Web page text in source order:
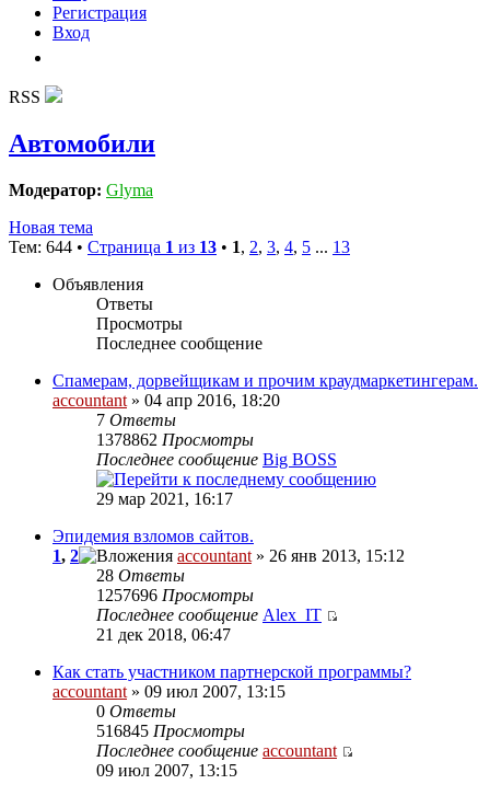
Регистрация
Вход
RSS
Автомобили
Модератор: Glyma
Новая тема
Тем: 644 • Страница 1 из 13 • 1, 2, 3, 4, 5 ... 13
Объявления
Ответы
Просмотры
Последнее сообщение
Спамерам, дорвейщикам и прочим краудмаркетингерам.
accountant » 04 апр 2016, 18:20
7 Ответы
1378862 Просмотры
Последнее сообщение Big BOSS
29 мар 2021, 16:17
Эпидемия взломов сайтов.
1, 2 accountant » 26 янв 2013, 15:12
28 Ответы
1257696 Просмотры
Последнее сообщение Alex_IT
21 дек 2018, 06:47
Как стать участником партнерской программы?
accountant » 09 июл 2007, 13:15
0 Ответы
516845 Просмотры
Последнее сообщение accountant
09 июл 2007, 13:15